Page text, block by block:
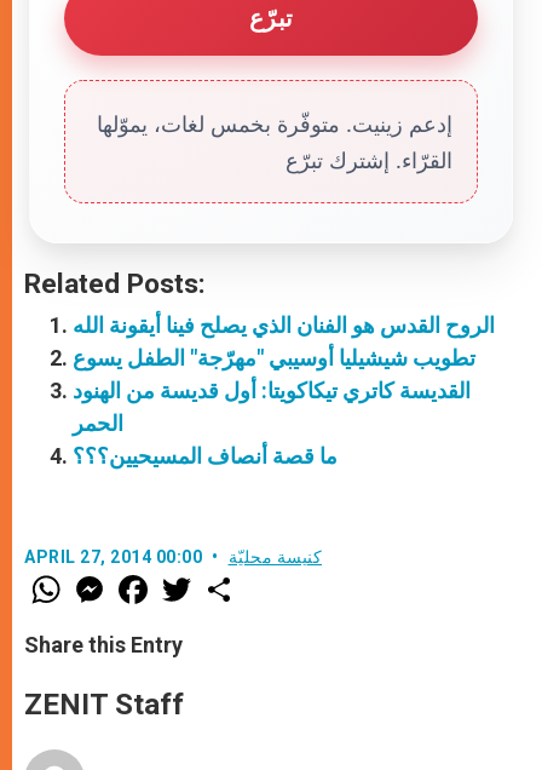
تبرّع
إدعم زينيت. متوفّرة بخمس لغات، يموّلها
القرّاء. إشترك تبرّع
Related Posts:
الروح القدس هو الفنان الذي يصلح فينا أيقونة الله
تطويب شيشيليا أوسيبي "مهرّجة" الطفل يسوع
القديسة كاتري تيكاكويتا: أول قديسة من الهنود
الحمر
ما قصة أنصاف المسيحيين؟؟؟
APRIL 27, 2014 00:00 كنيسة محليّة
W
h
t
s
p
p
M
e
s
e
g
e
F
a
e
b
o
k
w
Share this Entry
ZENIT Staff